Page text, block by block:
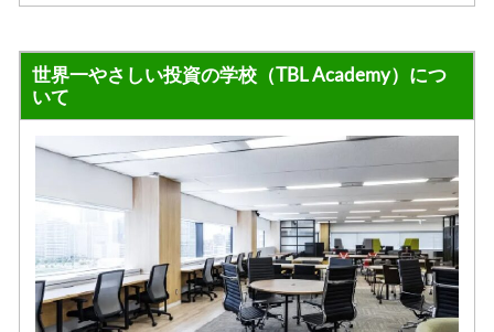
世界一やさしい投資の学校（TBL Academy）につ
いて